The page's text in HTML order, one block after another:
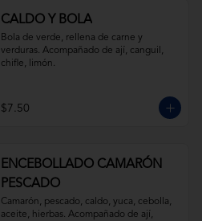
CALDO Y BOLA
Bola de verde, rellena de carne y
verduras. Acompañado de ají, canguil,
chifle, limón.
$7.50
ENCEBOLLADO CAMARÓN
PESCADO
Camarón, pescado, caldo, yuca, cebolla,
aceite, hierbas. Acompañado de ají,